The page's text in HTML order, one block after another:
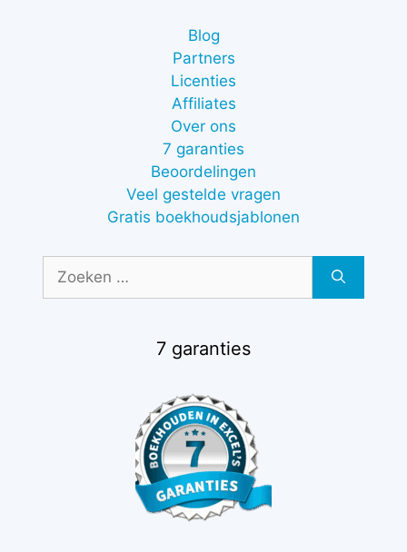
Blog
Partners
Licenties
Affiliates
Over ons
7 garanties
Beoordelingen
Veel gestelde vragen
Gratis boekhoudsjablonen
naar:
7 garanties